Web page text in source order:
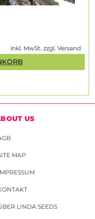
inkl. MwSt. zzgl. Versand
US
MAP
LINDA SEEDS